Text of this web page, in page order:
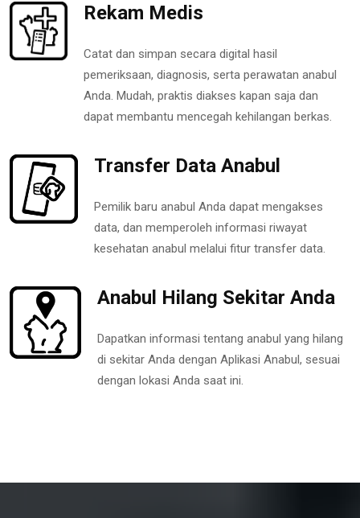
Rekam Medis
Catat dan simpan secara digital hasil
pemeriksaan, diagnosis, serta perawatan anabul
Anda. Mudah, praktis diakses kapan saja dan
dapat membantu mencegah kehilangan berkas.
Transfer Data Anabul
Pemilik baru anabul Anda dapat mengakses
data, dan memperoleh informasi riwayat
kesehatan anabul melalui fitur transfer data.
Anabul Hilang Sekitar Anda
Dapatkan informasi tentang anabul yang hilang
di sekitar Anda dengan Aplikasi Anabul, sesuai
dengan lokasi Anda saat ini.